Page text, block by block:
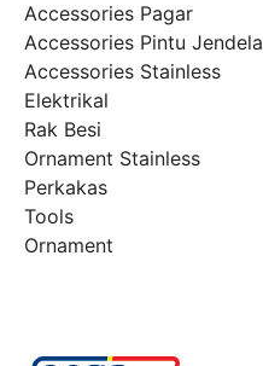
Accessories Pagar
Accessories Pintu Jendela
Accessories Stainless
Elektrikal
Rak Besi
Ornament Stainless
Perkakas
Tools
Ornament